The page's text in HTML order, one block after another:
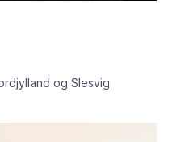
og Slesvig